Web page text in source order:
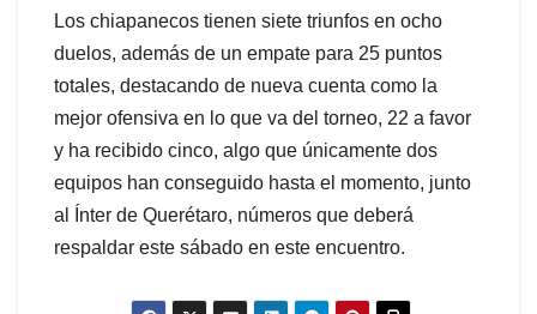
Los chiapanecos tienen siete triunfos en ocho
duelos, además de un empate para 25 puntos
totales, destacando de nueva cuenta como la
mejor ofensiva en lo que va del torneo, 22 a favor
y ha recibido cinco, algo que únicamente dos
equipos han conseguido hasta el momento, junto
al Ínter de Querétaro, números que deberá
respaldar este sábado en este encuentro.